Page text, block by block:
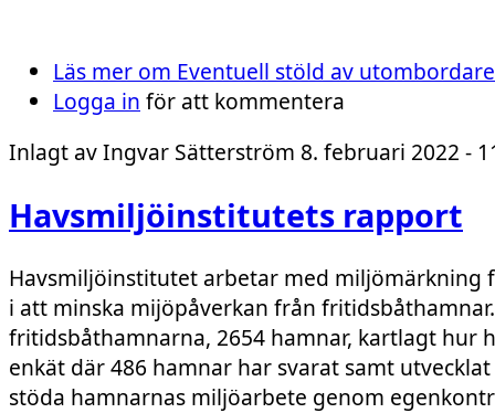
Läs mer om Eventuell stöld av
Logga in för att kommentera
Inlagt avIngvar Sätterström 8. februari 2022 -
Havsmiljöinstitutets rapport
Havsmiljöinstitutet arbetar med
i att minska mijöpåverkan från
fritidsbåthamnarna, 2654 hamnar, kartlagt hur
enkät där 486 hamnar har svarat samt
stöda hamnarnas miljöarbete genom